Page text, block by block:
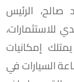
الرئيس
للاستثمارات،
إمكانيات
السيارات في